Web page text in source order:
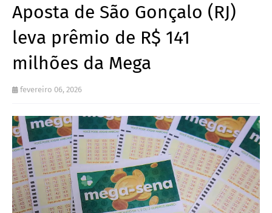
Aposta de São Gonçalo (RJ)
leva prêmio de R$ 141
milhões da Mega
fevereiro 06, 2026